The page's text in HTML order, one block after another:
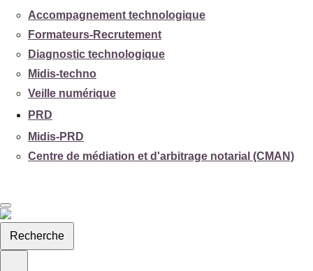
Accompagnement technologique
Formateurs-Recrutement
Diagnostic technologique
Midis-techno
Veille numérique
PRD
Midis-PRD
Centre de médiation et d'arbitrage notarial (CMAN)
Recherche